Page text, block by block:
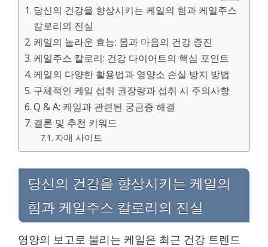
당신의 건강을 향상시키는 케일의 힘과 케일주스
칼로리의 진실
케일의 놀라운 효능: 몸과 마음의 건강 증진
케일주스 칼로리: 건강 다이어트의 핵심 포인트
케일의 다양한 활용법과 영양소 손실 방지 방법
구체적인 케일 섭취 권장량과 섭취 시 주의사항
Q & A: 케일과 관련된 궁금증 해결
결론 및 추천 키워드
자매 사이트
당신의 건강을 향상시키는 케일의
힘과 케일주스 칼로리의 진실
영양의 보고로 불리는 케일은 최근 건강 트렌드